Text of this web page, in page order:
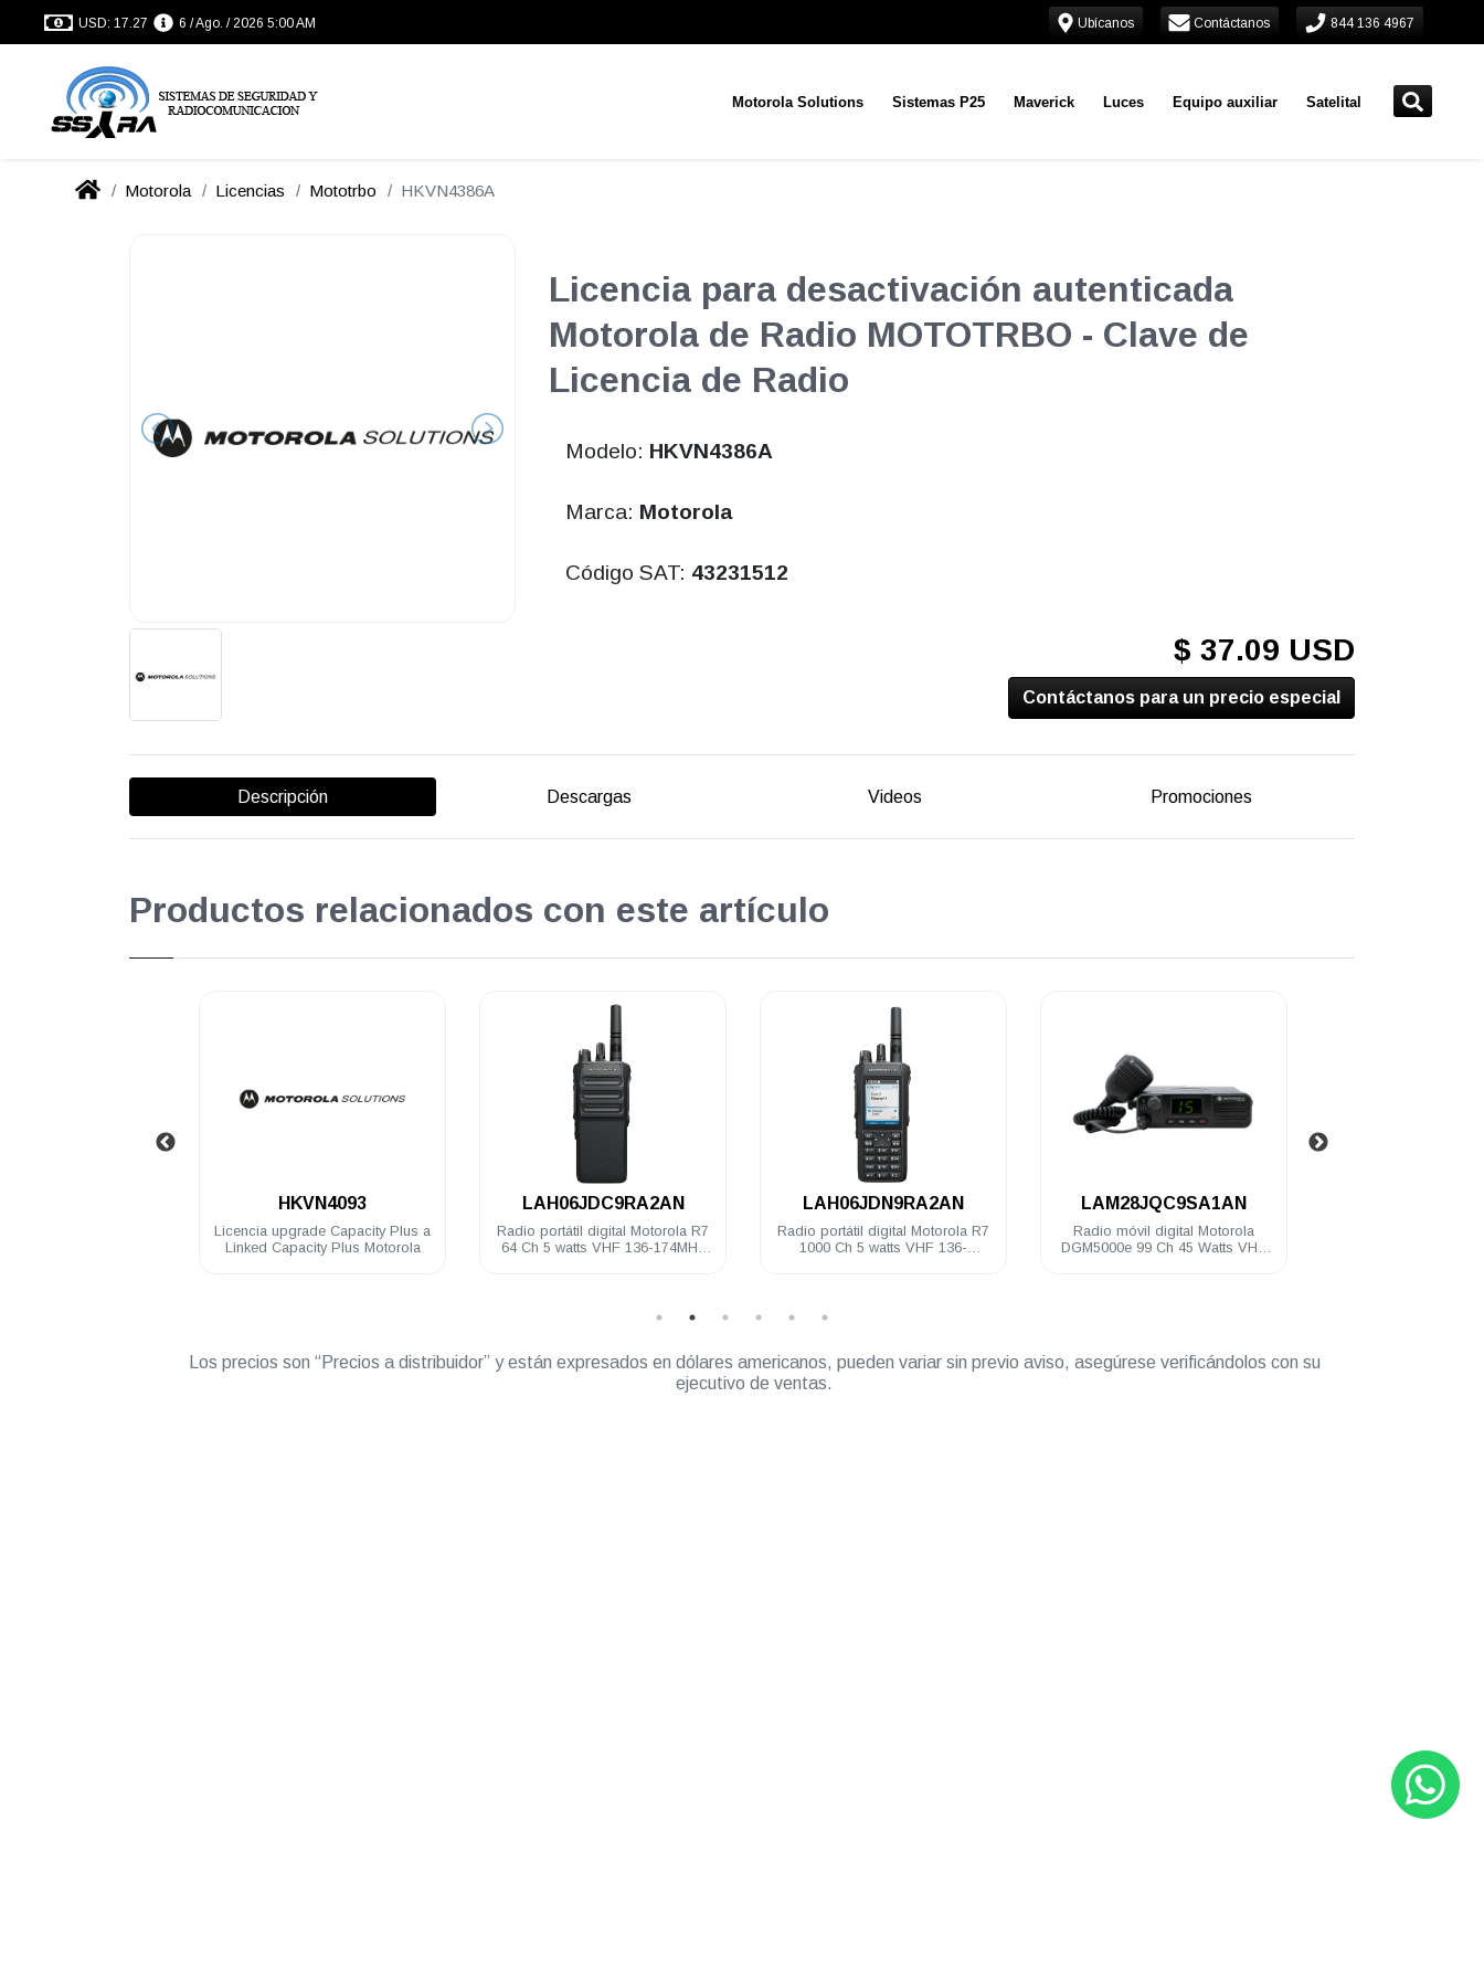
USD: 17.27 6 / Ago. / 2026 5:00 AM Ubícanos Contáctanos 844 136 4967
Motorola Solutions Sistemas P25 Maverick Luces Equipo auxiliar Satelital
Motorola Licencias Mototrbo HKVN4386A
Licencia para desactivación autenticada
Motorola de Radio MOTOTRBO - Clave de
Licencia de Radio
Modelo: HKVN4386A
Marca: Motorola
Código SAT: 43231512
$ 37.09 USD
Contáctanos para un precio especial
Descripción Descargas Videos Promociones
Productos relacionados con este artículo
HKVN4093
Licencia upgrade Capacity Plus a
Linked Capacity Plus Motorola
.
LAH06JDC9RA2AN
Radio portátil digital Motorola R7
64 Ch 5 watts VHF 136-174MHz
.
LAH06JDN9RA2AN
Radio portátil digital Motorola R7
1000 Ch 5 watts VHF 136-
LAM28JQC9SA1AN
Radio móvil digital Motorola
DGM5000e 99 Ch 45 Watts VHF
Los precios son “Precios a distribuidor” y están expresados en dólares americanos, pueden variar sin previo aviso, asegúrese verificándolos con su
ejecutivo de ventas.